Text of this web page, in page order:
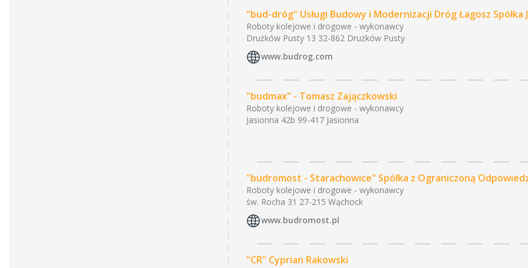
"bud-dróg" Usługi Budowy i Modernizacji Dróg Łagosz Spółka
Roboty kolejowe i drogowe - wykonawcy
Drużków Pusty 13 32-862 Drużków Pusty
www.budrog.com
"budmax" - Tomasz Zajączkowski
Roboty kolejowe i drogowe - wykonawcy
Jasionna 42b 99-417 Jasionna
"budromost - Starachowice" Spółka z Ograniczoną
Roboty kolejowe i drogowe - wykonawcy
św. Rocha 31 27-215 Wąchock
www.budromost.pl
"CR" Cyprian Rakowski